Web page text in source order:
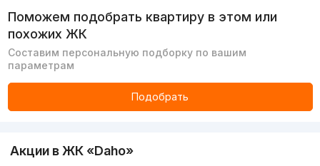
Поможем подобрать квартиру в этом или
похожих ЖК
Составим персональную подборку по вашим
параметрам
Подобрать
Акции в ЖК «Daho»